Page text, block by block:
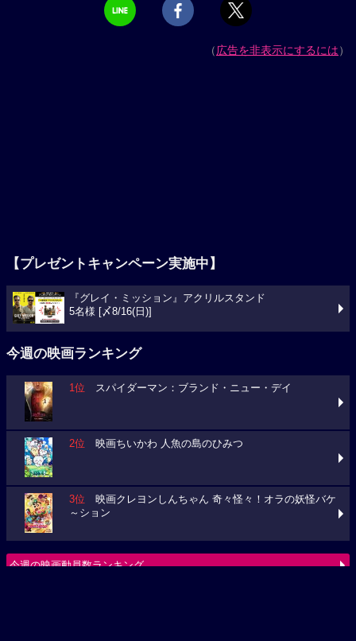
（広告を非表示にするには）
【プレゼントキャンペーン実施中】
『グレイ・ミッション』アクリルスタンド
5名様 [〆8/16(日)]
今週の映画ランキング
1位 スパイダーマン：ブランド・ニュー・デイ
2位 映画ちいかわ 人魚の島のひみつ
3位 映画クレヨンしんちゃん 奇々怪々！オラの妖怪バケ
～ション
今週の映画動員数ランキング